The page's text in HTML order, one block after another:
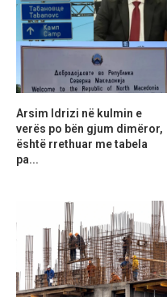
Arsim Idrizi në kulmin e
verës po bën gjum dimëror,
është rrethuar me tabela
pa...